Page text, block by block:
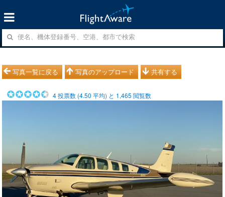
写真一覧に戻る 写真のアップロード 共有する
4投票数 (4.50 平均) と 1,465 閲覧数